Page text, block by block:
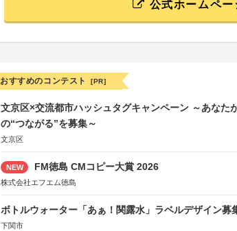
公式ホームペー
おすすめのコンテスト [PR]
文京区×交流都市ハッシュタグキャンペーン ～あなた
の“つながる”を募集～
文京区
NEW FM徳島 CMコピー大賞 2026
株式会社エフエム徳島
ボトルウォーター「あぁ！関露水」ラベルデザイン募
下関市